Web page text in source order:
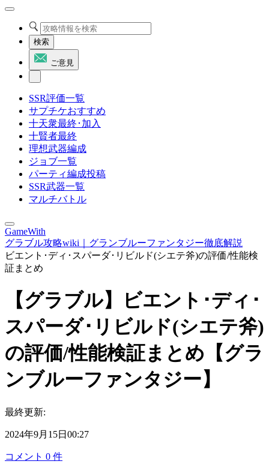
検索
ご意見
SSR評価一覧
サプチケおすすめ
十天衆最終･加入
十賢者最終
理想武器編成
ジョブ一覧
パーティ編成投稿
SSR武器一覧
マルチバトル
GameWith
グラブル攻略wiki｜グランブルーファンタジー徹底解説
ビエント･ディ･スパーダ･リビルド(シエテ斧)の評価/性能検
証まとめ
【グラブル】ビエント･ディ･
スパーダ･リビルド(シエテ斧)
の評価/性能検証まとめ【グラ
ンブルーファンタジー】
最終更新:
2024年9月15日00:27
コメント 0 件